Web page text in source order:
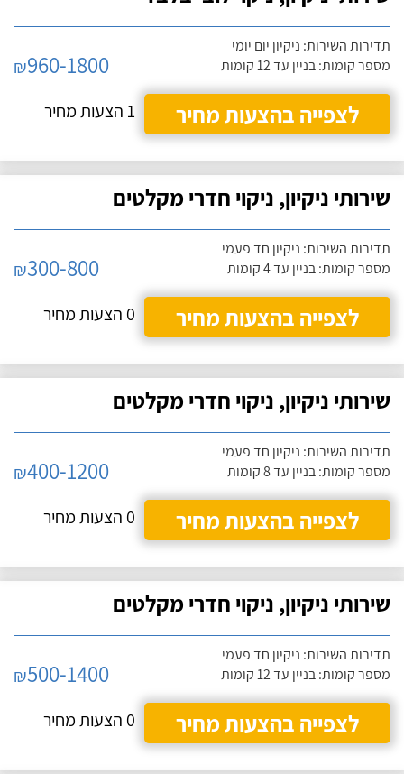
תדירות השירות: ניקיון יום יומי
מספר קומות: בניין עד 12 קומות
₪960-1800
לצפייה בהצעות מחיר
1 הצעות מחיר
שירותי ניקיון, ניקוי חדרי מקלטים
תדירות השירות: ניקיון חד פעמי
מספר קומות: בניין עד 4 קומות
₪300-800
לצפייה בהצעות מחיר
0 הצעות מחיר
שירותי ניקיון, ניקוי חדרי מקלטים
תדירות השירות: ניקיון חד פעמי
מספר קומות: בניין עד 8 קומות
₪400-1200
לצפייה בהצעות מחיר
0 הצעות מחיר
שירותי ניקיון, ניקוי חדרי מקלטים
תדירות השירות: ניקיון חד פעמי
מספר קומות: בניין עד 12 קומות
₪500-1400
לצפייה בהצעות מחיר
0 הצעות מחיר